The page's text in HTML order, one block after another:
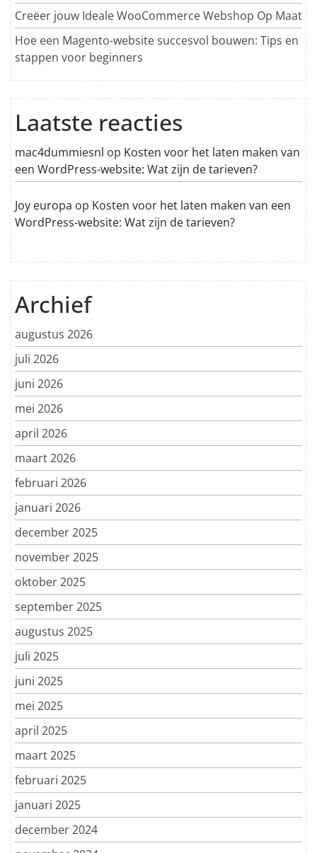
Creëer jouw Ideale WooCommerce Webshop Op Maat
Hoe een Magento-website succesvol bouwen: Tips en
stappen voor beginners
Laatste reacties
mac4dummiesnl op Kosten voor het laten maken van
een WordPress-website: Wat zijn de tarieven?
Joy europa op Kosten voor het laten maken van een
WordPress-website: Wat zijn de tarieven?
Archief
augustus 2026
juli 2026
juni 2026
mei 2026
april 2026
maart 2026
februari 2026
januari 2026
december 2025
november 2025
oktober 2025
september 2025
augustus 2025
juli 2025
juni 2025
mei 2025
april 2025
maart 2025
februari 2025
januari 2025
december 2024